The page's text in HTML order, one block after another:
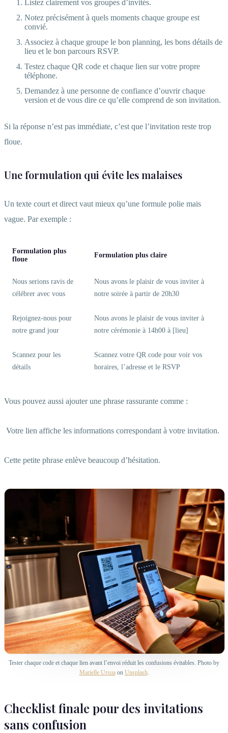
Listez clairement vos groupes d’invités.
Notez précisément à quels moments chaque groupe est
convié.
Associez à chaque groupe le bon planning, les bons détails de
lieu et le bon parcours RSVP.
Testez chaque QR code et chaque lien sur votre propre
téléphone.
Demandez à une personne de confiance d’ouvrir chaque
version et de vous dire ce qu’elle comprend de son invitation.
Si la réponse n’est pas immédiate, c’est que l’invitation reste trop
floue.
Une formulation qui évite les malaises
Un texte court et direct vaut mieux qu’une formule polie mais
vague. Par exemple :
Formulation plus
floue
Formulation plus claire
Nous serions ravis de
célébrer avec vous
Nous avons le plaisir de vous inviter à
notre soirée à partir de 20h30
Rejoignez-nous pour
notre grand jour
Nous avons le plaisir de vous inviter à
notre cérémonie à 14h00 à [lieu]
Scannez pour les
détails
Scannez votre QR code pour voir vos
horaires, l’adresse et le RSVP
Vous pouvez aussi ajouter une phrase rassurante comme :
Votre lien affiche les informations correspondant à votre invitation.
Cette petite phrase enlève beaucoup d’hésitation.
Tester chaque code et chaque lien avant l’envoi réduit les confusions évitables. Photo by
Marielle Ursuaon Unsplash.
Checklist finale pour des invitations
sans confusion